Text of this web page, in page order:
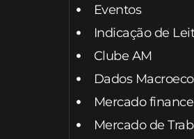
Eventos
Indicação de
Clube AM
Dados
Mercado
Mercado de